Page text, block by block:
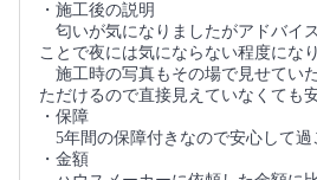
・施工後の説明
匂いが気になりましたがアドバイ
ことで夜には気にならない程度にな
施工時の写真もその場で見せてい
ただけるので直接見えていなくても
・保障
5年間の保障付きなので安心して過
・金額